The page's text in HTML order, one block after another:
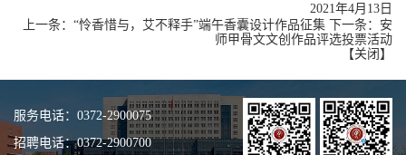
2021年4月13日
上一条： “怜香惜与，艾不释手”端午香囊设计作品征集 下一条： 安
师甲骨文文创作品评选投票活动
【关闭 】
服务电话：0372-2900075
招聘电话：0372-2900700